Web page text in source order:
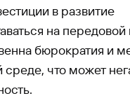
в развитие
на передовой
бюрократия и
что может